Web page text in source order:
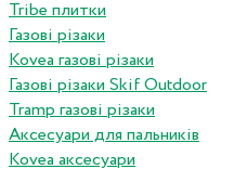
Tribe плитки
Газові різаки
Kovea газові різаки
Газові різаки Skif Outdoor
Tramp газові різаки
Аксесуари для пальників
Kovea аксесуари